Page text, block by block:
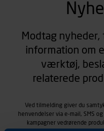
Modtag
information om
værktøj,
relaterede
Ved tilmelding giver du
henvendelser via e-mail, SMS
kampagner vedrørende